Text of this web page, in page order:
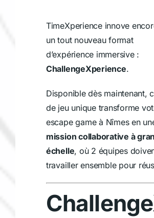
TimeXperience innove
un tout nouveau format
d’expérience immersive :
ChallengeXperience.
Disponible dès maintenant,
de jeu unique transforme
escape game à Nîmes en
mission collaborative à
échelle, où 2 équipes
travailler ensemble pour